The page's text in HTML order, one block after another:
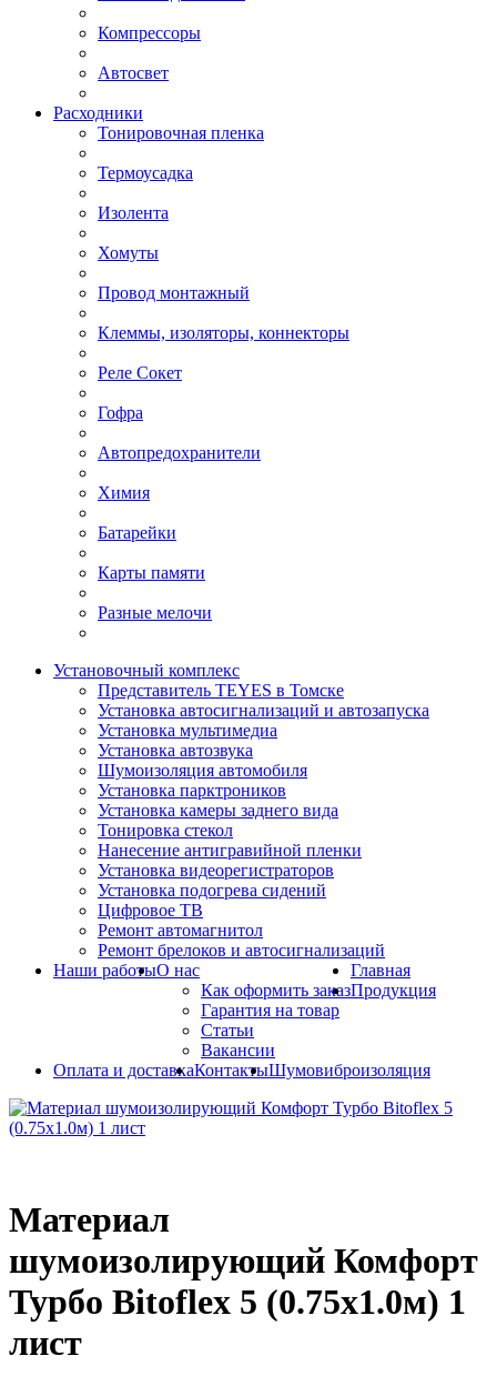
Компрессоры
Автосвет
Расходники
Тонировочная пленка
Термоусадка
Изолента
Хомуты
Провод монтажный
Клеммы, изоляторы, коннекторы
Реле Сокет
Гофра
Автопредохранители
Химия
Батарейки
Карты памяти
Разные мелочи
Установочный комплекс
Представитель TEYES в Томске
Установка автосигнализаций и автозапуска
Установка мультимедиа
Установка автозвука
Шумоизоляция автомобиля
Установка парктроников
Установка камеры заднего вида
Тонировка стекол
Нанесение антигравийной пленки
Установка видеорегистраторов
Установка подогрева сидений
Цифровое ТВ
Ремонт автомагнитол
Ремонт брелоков и автосигнализаций
Наши работыО нас
Как оформить заказ
Гарантия на товар
Статьи
Вакансии
Оплата и доставкаКонтакты
Главная
Продукция
Шумовиброизоляция
Материал
шумоизолирующий Комфорт
Турбо Bitoflex 5 (0.75x1.0м) 1
лист